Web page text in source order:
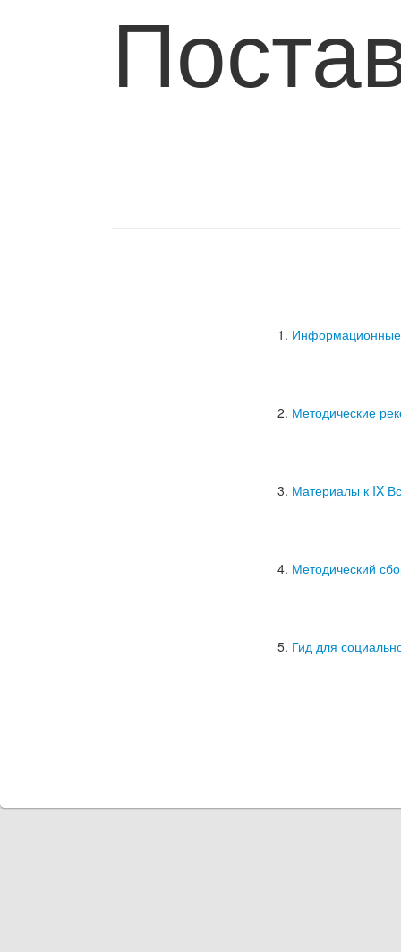
Информационные
Методические
Материалы к IX
Методический
Гид для